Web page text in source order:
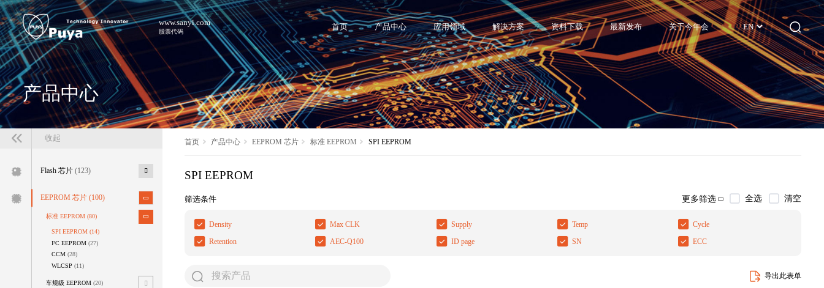
www.sanyi.com
股票代码
首页 产品中心 应用领域 解决方案 资料下载 最新发布 关于今年会 EN
产品中心
收起
Flash 芯片(123)
EEPROM 芯片(100)
标准 EEPROM (80)
SPI EEPROM (14)
I²C EEPROM (27)
CCM (28)
WLCSP (11)
车规级 EEPROM (20)
首页 产品中心 EEPROM 芯片 标准 EEPROM SPI EEPROM
SPI EEPROM
筛选条件 更多筛选 全选 清空
Density Max CLK Supply Temp Cycle
Retention AEC-Q100 ID page SN ECC
导出此表单